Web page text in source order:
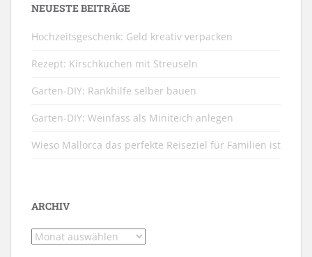
NEUESTE BEITRÄGE
Hochzeitsgeschenk: Geld kreativ verpacken
Rezept: Kirschkuchen mit Streuseln
Garten-DIY: Rankhilfe selber bauen
Garten-DIY: Weinfass als Miniteich anlegen
Wieso Mallorca das perfekte Reiseziel für Familien ist
ARCHIV
Archiv